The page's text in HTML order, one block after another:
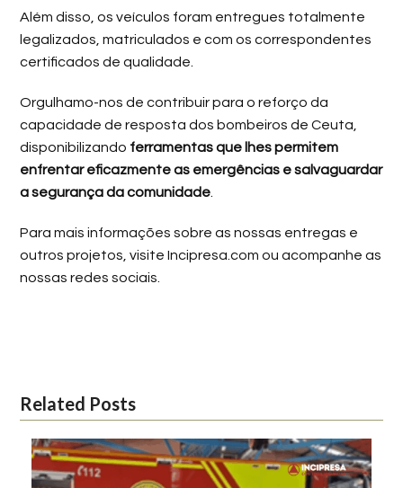
Além disso, os veículos foram entregues totalmente
legalizados, matriculados e com os correspondentes
certificados de qualidade.
Orgulhamo-nos de contribuir para o reforço da
capacidade de resposta dos bombeiros de Ceuta,
disponibilizando ferramentas que lhes permitem
enfrentar eficazmente as emergências e salvaguardar
a segurança da comunidade
Para mais informações sobre as nossas entregas e
outros projetos, visite Incipresa.com ou acompanhe as
nossas redes sociais.
Related Posts